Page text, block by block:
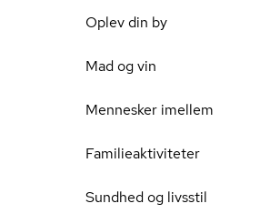
Oplev din by
Mad og vin
Mennesker imellem
Familieaktiviteter
Sundhed og livsstil